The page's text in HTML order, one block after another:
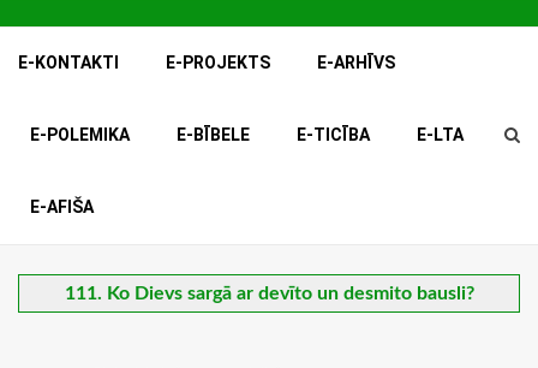
E-KONTAKTI E-PROJEKTS E-ARHĪVS
E-POLEMIKA E-BĪBELE E-TICĪBA E-LTA
E-AFIŠA
111. Ko Dievs sargā ar devīto un desmito bausli?